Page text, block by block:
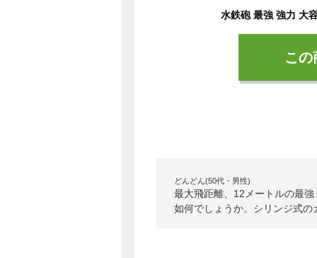
こ
どんどん(50代・男性)
最大飛距離、12メートルの最
如何でしょうか。シリンジ式